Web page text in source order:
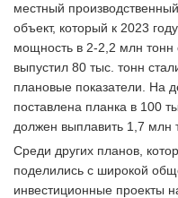
местный
объект, который к 2023
мощность в 2-2,2 млн тонн
выпустил 80 тыс. тонн
плановые показатели. На
поставлена планка в 100
должен выплавить 1,7 млн
Среди других планов,
поделились с широкой
инвестиционные проекты